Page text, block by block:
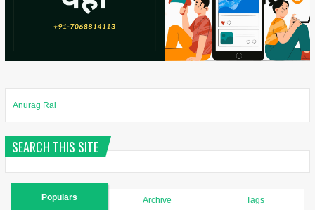
Anurag Rai
SEARCH THIS SITE
Populars Archive Tags